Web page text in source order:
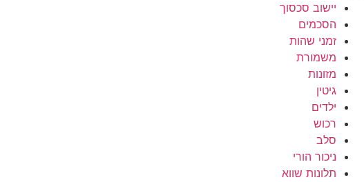
יישוב סכסוך
הסכמים
זמני שהות
משמורת
מזונות
גיטין
ילדים
רכוש
סלב
ניכור הורי
תלונות שווא